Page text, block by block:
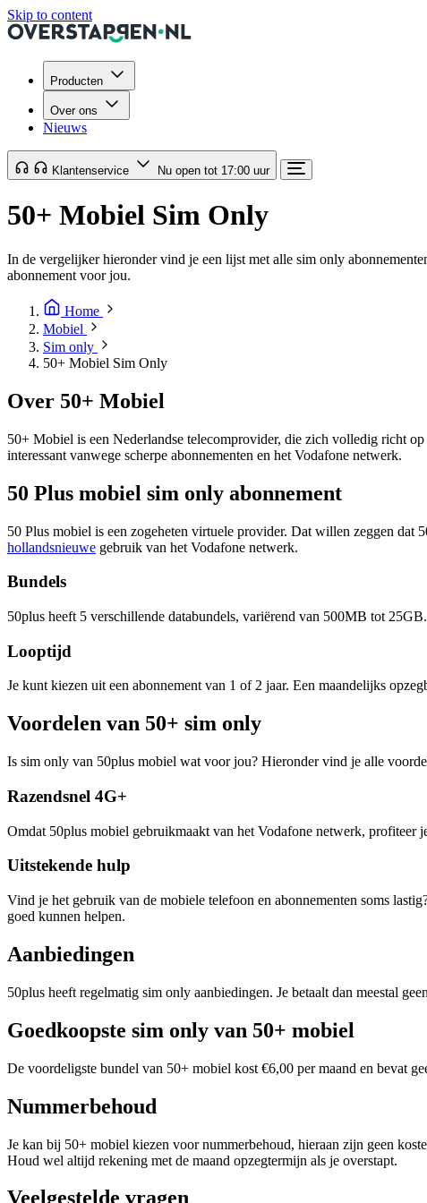
Skip to content
Producten
Over ons
Nieuws
Klantenservice Nu open tot 17:00 uur
50+ Mobiel Sim Only
In de vergelijker hieronder vind je een lijst met alle sim only
abonnement voor jou.
Home
Mobiel
Sim only
50+ Mobiel Sim Only
Over 50+ Mobiel
50+ Mobiel is een Nederlandse telecomprovider, die zich volledig richt
interessant vanwege scherpe abonnementen en het Vodafone netwerk.
50 Plus mobiel sim only abonnement
50 Plus mobiel is een zogeheten virtuele provider. Dat willen zeggen dat
hollandsnieuwe gebruik van het Vodafone netwerk.
Bundels
50plus heeft 5 verschillende databundels, variërend van 500MB tot
Looptijd
Je kunt kiezen uit een abonnement van 1 of 2 jaar. Een maandelijks
Voordelen van 50+ sim only
Is sim only van 50plus mobiel wat voor jou? Hieronder vind je alle
Razendsnel 4G+
Omdat 50plus mobiel gebruikmaakt van het Vodafone netwerk, profiteer
Uitstekende hulp
Vind je het gebruik van de mobiele telefoon en abonnementen soms
goed kunnen helpen.
Aanbiedingen
50plus heeft regelmatig sim only aanbiedingen. Je betaalt dan meestal
Goedkoopste sim only van 50+ mobiel
De voordeligste bundel van 50+ mobiel kost €6,00 per maand en bevat
Nummerbehoud
Je kan bij 50+ mobiel kiezen voor nummerbehoud, hieraan zijn geen
Houd wel altijd rekening met de maand opzegtermijn als je overstapt.
Veelgestelde vragen